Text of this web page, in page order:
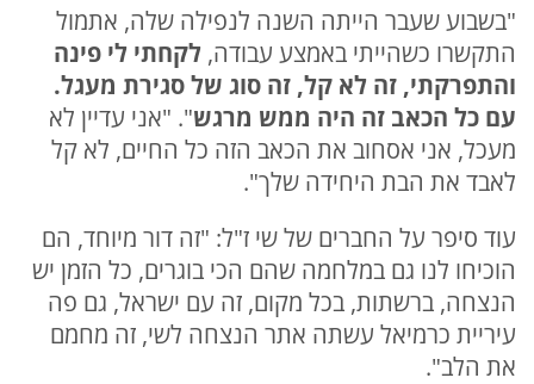
"בשבוע שעבר הייתה השנה לנפילה שלה, אתמול
התקשרו כשהייתי באמצע עבודה, לקחתי לי פינה
והתפרקתי, זה לא קל, זה סוג של סגירת מעגל.
עם כל הכאב זה היה ממש מרגש". "אני עדיין לא
מעכל, אני אסחוב את הכאב הזה כל החיים, לא קל
לאבד את הבת היחידה שלך".
עוד סיפר על החברים של שי ז"ל: "זה דור מיוחד, הם
הוכיחו לנו גם במלחמה שהם הכי בוגרים, כל הזמן יש
הנצחה, ברשתות, בכל מקום, זה עם ישראל, גם פה
עיריית כרמיאל עשתה אתר הנצחה לשי, זה מחמם
את הלב".